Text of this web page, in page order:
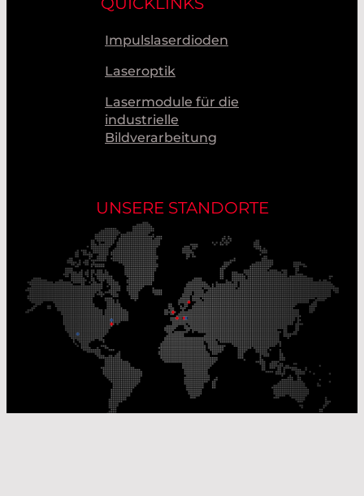
Impulslaserdioden
Laseroptik
Lasermodule für die
industrielle
Bildverarbeitung
UNSERE STANDORTE